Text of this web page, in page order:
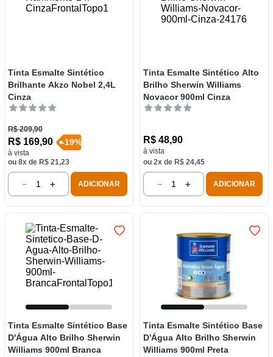
Tinta Esmalte Sintético
Brilhante Akzo Nobel 2,4L
Cinza
R$ 209,90
R$ 169,90
à vista
-19%
ou 8x de R$ 21,23
＋
－ ADICIONAR
Tinta Esmalte Sintético Alto
Brilho Sherwin Williams
Novacor 900ml Cinza
R$ 48,90
à vista
ou 2x de R$ 24,45
＋
－ ADICIONAR
Tinta Esmalte Sintético Base
D'Água Alto Brilho Sherwin
Williams 900ml Branca
Tinta Esmalte Sintético Base
D'Água Alto Brilho Sherwin
Williams 900ml Preta